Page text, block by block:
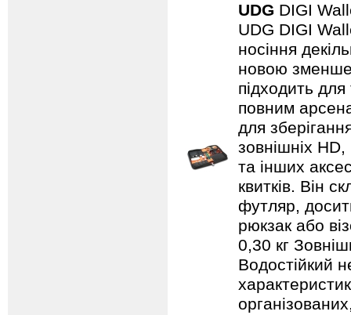
UDG DIGI
UDG DIGI
носіння
новою
підходить
повним
для
зовнішніх
та інших
квитків. Він
футляр,
рюкзак або
0,30 кг
Водостійкий